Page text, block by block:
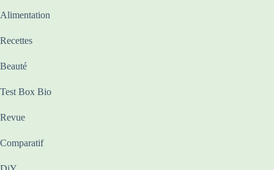
Alimentation
Recettes
Beauté
Test Box Bio
Revue
Comparatif